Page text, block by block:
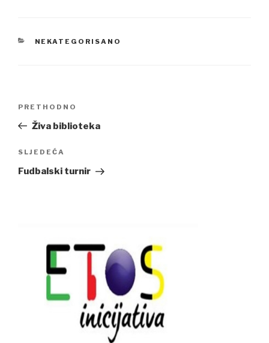
CATEGORIES
NEKATEGORISANO
članaka
Previous
Post
PRETHODNO
Živa biblioteka
Next
Post
SLJEDEĆA
Fudbalski turnir